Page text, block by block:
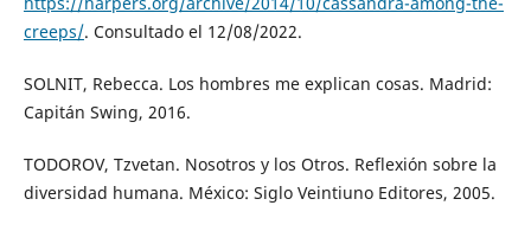
creeps/. Consultado el 12/08/2022.
SOLNIT, Rebecca. Los hombres me explican cosas. Madrid:
Capitán Swing, 2016.
TODOROV, Tzvetan. Nosotros y los Otros. Reflexión sobre la
diversidad humana. México: Siglo Veintiuno Editores, 2005.